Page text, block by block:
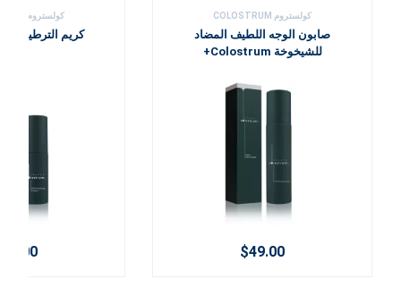
كولستروم COLOSTRUM
صابون الوجه اللطيف المضاد
للشيخوخة Colostrum+
$49.00
كولستروم COLOSTRUM
كريم الترطيب Colostrum+